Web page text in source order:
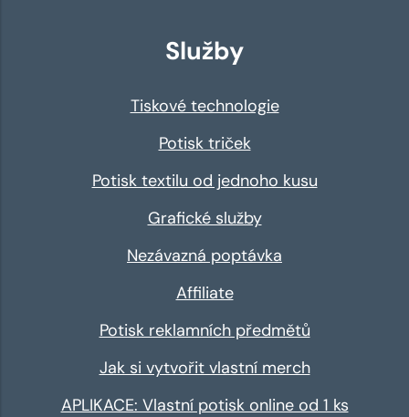
Služby
Tiskové technologie
Potisk triček
Potisk textilu od jednoho kusu
Grafické služby
Nezávazná poptávka
Affiliate
Potisk reklamních předmětů
Jak si vytvořit vlastní merch
APLIKACE: Vlastní potisk online od 1 ks